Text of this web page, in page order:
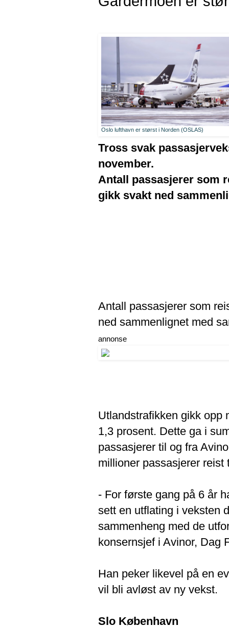
Oslo lufthavn er størst i Norden (OSLAS)
Tross svak
november.
Antall passasjerer som
gikk svakt ned
Antall passasjerer som
ned sammenlignet med
annonse
Utlandstrafikken gikk opp
1,3 prosent. Dette ga i
passasjerer til og fra
millioner passasjerer reist
- For første gang på 6 år
sett en utflating i veksten
sammenheng med de
konsernsjef i Avinor, Dag
Han peker likevel på en
vil bli avløst av ny vekst.
Slo København